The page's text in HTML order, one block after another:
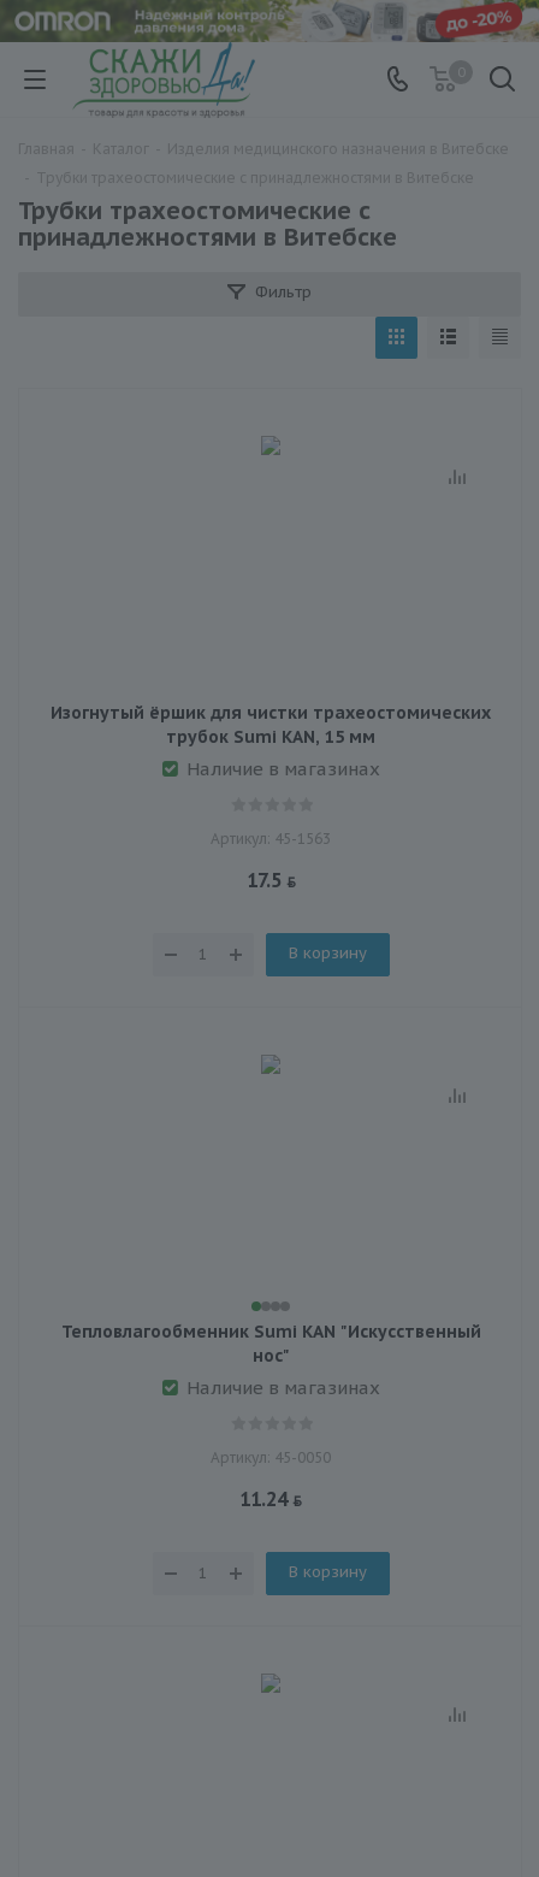
Трубки трахеостомические с
принадлежностями в Витебске
Фильтр
Изогнутый ёршик для чистки трахеостомических
трубок Sumi KAN, 15 мм
Наличие в магазинах
Артикул: 45-1563
17.5
В корзину
Тепловлагообменник Sumi KAN "Искусственный
нос"
Наличие в магазинах
Артикул: 45-0050
11.24
В корзину